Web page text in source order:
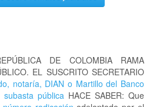
DE COLOMBIA RAMA
EL SUSCRITO SECRETARIO
notaría, DIAN o Martillo del Banco
públicaHACE SABER: Que